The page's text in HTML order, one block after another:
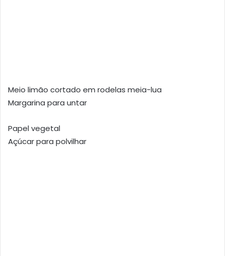
Meio limão cortado em rodelas meia-lua
Margarina para untar
Papel vegetal
Açúcar para polvilhar